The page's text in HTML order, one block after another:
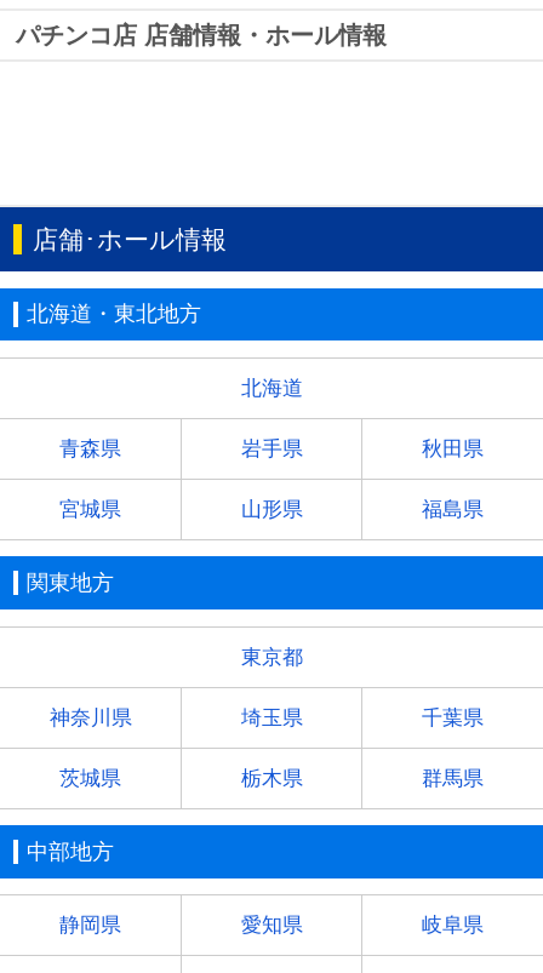
パチンコ店 店舗情報・ホール情報
店舗･ホール情報
北海道・東北地方
北海道
青森県 岩手県 秋田県
宮城県 山形県 福島県
関東地方
東京都
神奈川県 埼玉県 千葉県
茨城県 栃木県 群馬県
中部地方
静岡県 愛知県 岐阜県